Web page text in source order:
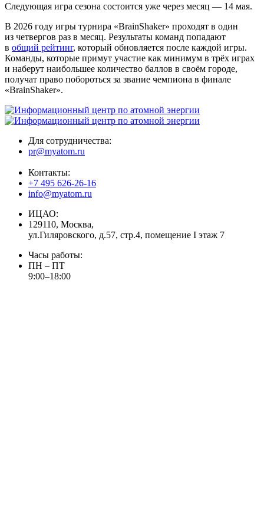
Следующая игра сезона состоится уже через месяц — 14 мая.
В 2026 году игры турнира «BrainShaker» проходят в один
из четвергов раз в месяц. Результаты команд попадают
в общий рейтинг, который обновляется после каждой игры.
Команды, которые примут участие как минимум в трёх играх
и наберут наибольшее количество баллов в своём городе,
получат право побороться за звание чемпиона в финале
«BrainShaker».
Для сотрудничества:
pr@myatom.ru
Контакты:
+7 495 626-26-16
info@myatom.ru
ИЦАО:
129110, Москва,
ул.Гиляровского, д.57, стр.4, помещение I этаж 7
Часы работы:
ПН – ПТ
9:00–18:00